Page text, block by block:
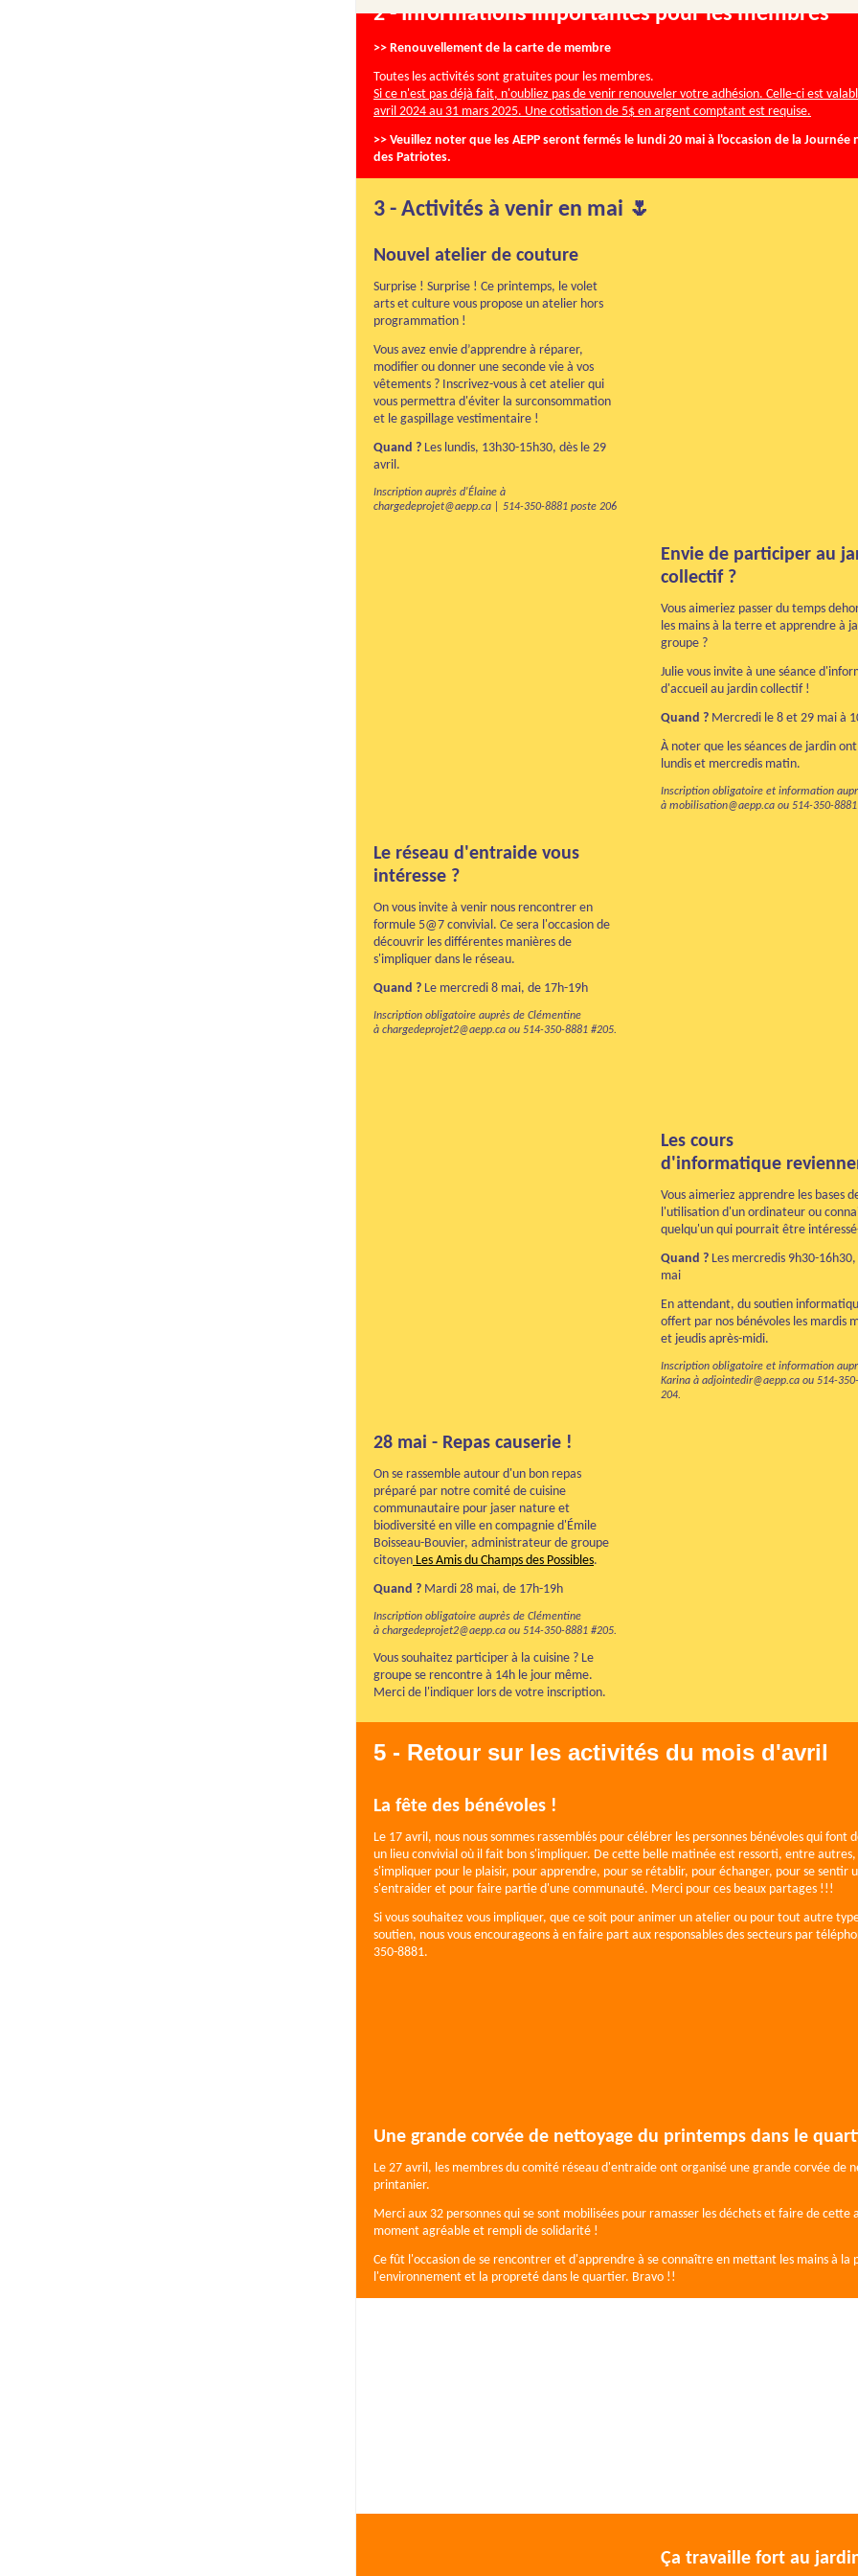
2 - Informations importantes pour les membres
>> Renouvellement de la carte de membre
Toutes les activités sont gratuites pour les membres.
Si ce n'est pas déjà fait, n'oubliez pas de venir renouveler votre adhésion. Celle-ci est
avril 2024 au 31 mars 2025. Une cotisation de 5$ en argent comptant est requise.
>> Veuillez noter que les AEPP seront fermés le lundi 20 mai à l'occasion de la Journée
des Patriotes.
3 - Activités à venir en mai 🌷
Nouvel atelier de couture
Surprise ! Surprise ! Ce printemps, le volet
arts et culture vous propose un atelier hors
programmation !
Vous avez envie d’apprendre à réparer,
modifier ou donner une seconde vie à vos
vêtements ? Inscrivez-vous à cet atelier qui
vous permettra d'éviter la surconsommation
et le gaspillage vestimentaire !
Quand ? Les lundis, 13h30-15h30, dès le 29
avril.
Inscription auprès d'Élaine à
chargedeprojet@aepp.ca | 514-350-8881 poste 206
Envie de participer au
collectif ?
Vous aimeriez passer du temps
les mains à la terre et apprendre à
groupe ?
Julie vous invite à une séance
d'accueil au jardin collectif !
Quand ? Mercredi le 8 et 29 mai à
À noter que les séances de jardin
lundis et mercredis matin.
Inscription obligatoire et information
à mobilisation@aepp.ca ou 514-350-
Le réseau d'entraide vous
intéresse ?
On vous invite à venir nous rencontrer en
formule 5@7 convivial. Ce sera l'occasion de
découvrir les différentes manières de
s'impliquer dans le réseau.
Quand ? Le mercredi 8 mai, de 17h-19h
Inscription obligatoire auprès de Clémentine
à chargedeprojet2@aepp.ca ou 514-350-8881 #205.
Les cours
d'informatique
Vous aimeriez apprendre les bases
l'utilisation d'un ordinateur ou
quelqu'un qui pourrait être
Quand ? Les mercredis 9h30-
mai
En attendant, du soutien
offert par nos bénévoles les mardis
et jeudis après-midi.
Inscription obligatoire et information
Karina à adjointedir@aepp.ca ou 514-
204.
28 mai - Repas causerie !
On se rassemble autour d'un bon repas
préparé par notre comité de cuisine
communautaire pour jaser nature et
biodiversité en ville en compagnie d'Émile
Boisseau-Bouvier, administrateur de groupe
citoyen Les Amis du Champs des Possibles.
Quand ? Mardi 28 mai, de 17h-19h
Inscription obligatoire auprès de Clémentine
à chargedeprojet2@aepp.ca ou 514-350-8881 #205.
Vous souhaitez participer à la cuisine ? Le
groupe se rencontre à 14h le jour même.
Merci de l'indiquer lors de votre inscription.
5 - Retour sur les activités du mois d'avril
La fête des bénévoles !
Le 17 avril, nous nous sommes rassemblés pour célébrer les personnes bénévoles qui font
un lieu convivial où il fait bon s'impliquer. De cette belle matinée est ressorti, entre autres,
s'impliquer pour le plaisir, pour apprendre, pour se rétablir, pour échanger, pour se sentir
s'entraider et pour faire partie d'une communauté. Merci pour ces beaux partages !!!
Si vous souhaitez vous impliquer, que ce soit pour animer un atelier ou pour tout autre
soutien, nous vous encourageons à en faire part aux responsables des secteurs par
350-8881.
Une grande corvée de nettoyage du printemps dans le
Le 27 avril, les membres du comité réseau d'entraide ont organisé une grande corvée de
printanier.
Merci aux 32 personnes qui se sont mobilisées pour ramasser les déchets et faire de cette
moment agréable et rempli de solidarité !
Ce fût l'occasion de se rencontrer et d'apprendre à se connaître en mettant les mains à la
l'environnement et la propreté dans le quartier. Bravo !!
Ça travaille fort au